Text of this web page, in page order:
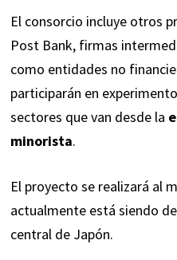
El consorcio incluye otros
Post Bank, firmas
como entidades no
participarán en
sectores que van desde la
minorista.
El proyecto se realizará al
actualmente está siendo
central de Japón.